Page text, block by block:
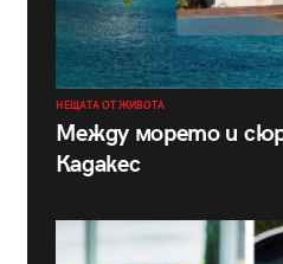
НЕЩАТА ОТ ЖИВОТА
Между морето и
Кадакес